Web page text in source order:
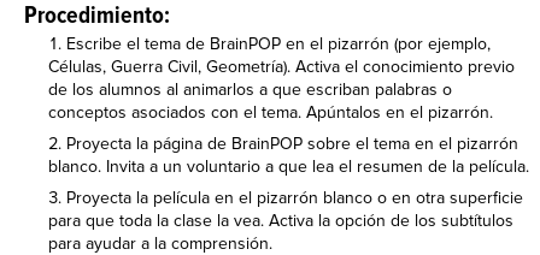
Procedimiento:
Escribe el tema de BrainPOP en el pizarrón (por ejemplo,
Células, Guerra Civil, Geometría). Activa el conocimiento previo
de los alumnos al animarlos a que escriban palabras o
conceptos asociados con el tema. Apúntalos en el pizarrón.
Proyecta la página de BrainPOP sobre el tema en el pizarrón
blanco. Invita a un voluntario a que lea el resumen de la película.
Proyecta la película en el pizarrón blanco o en otra superficie
para que toda la clase la vea. Activa la opción de los subtítulos
para ayudar a la comprensión.